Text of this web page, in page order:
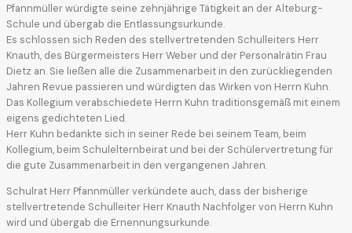
Pfannmüller würdigte seine zehnjährige Tätigkeit an der Alteburg-
Schule und übergab die Entlassungsurkunde.
Es schlossen sich Reden des stellvertretenden Schulleiters Herr
Knauth, des Bürgermeisters Herr Weber und der Personalrätin Frau
Dietz an. Sie ließen alle die Zusammenarbeit in den zurückliegenden
Jahren Revue passieren und würdigten das Wirken von Herrn Kuhn.
Das Kollegium verabschiedete Herrn Kuhn traditionsgemäß mit einem
eigens gedichteten Lied.
Herr Kuhn bedankte sich in seiner Rede bei seinem Team, beim
Kollegium, beim Schulelternbeirat und bei der Schülervertretung für
die gute Zusammenarbeit in den vergangenen Jahren.
Schulrat Herr Pfannmüller verkündete auch, dass der bisherige
stellvertretende Schulleiter Herr Knauth Nachfolger von Herrn Kuhn
wird und übergab die Ernennungsurkunde.